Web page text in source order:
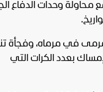
محاولة وحدات الدفاع
في مرماه، وفجأة
بعدد الكرات التي